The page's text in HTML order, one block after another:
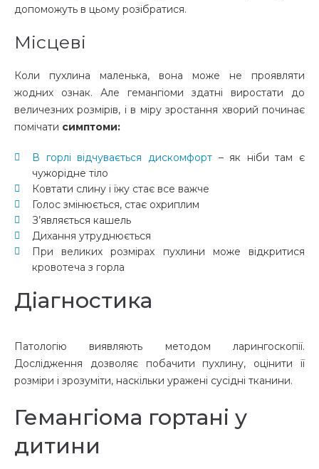
допоможуть в цьому розібратися.
Місцеві
Коли пухлина маленька, вона може не проявляти
жодних ознак. Але гемангіоми здатні виростати до
величезних розмірів, і в міру зростання хворий починає
помічати симптоми:
В горлі відчувається дискомфорт– як ніби там є
чужорідне тіло
Ковтати слину і їжу стає все важче
Голос змінюється, стає охриплим
З’являється кашель
Дихання утруднюється
При великих розмірах пухлини може відкритися
кровотеча з горла
Діагностика
Патологію виявляють методом ларингоскопії.
Дослідження дозволяє побачити пухлину, оцінити її
розміри і зрозуміти, наскільки уражені сусідні тканини.
Гемангіома гортані у
дитини